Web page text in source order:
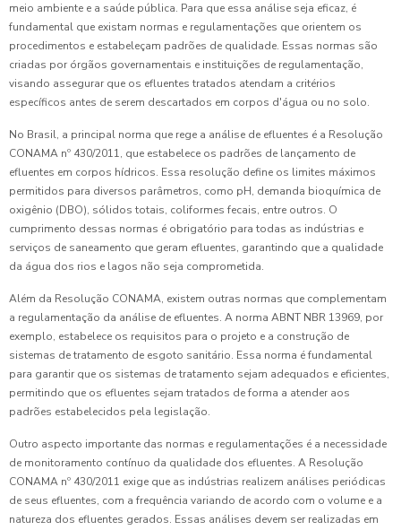
meio ambiente e a saúde pública. Para que essa análise seja eficaz, é
fundamental que existam normas e regulamentações que orientem os
procedimentos e estabeleçam padrões de qualidade. Essas normas são
criadas por órgãos governamentais e instituições de regulamentação,
visando assegurar que os efluentes tratados atendam a critérios
específicos antes de serem descartados em corpos d'água ou no solo.
No Brasil, a principal norma que rege a análise de efluentes é a Resolução
CONAMA nº 430/2011, que estabelece os padrões de lançamento de
efluentes em corpos hídricos. Essa resolução define os limites máximos
permitidos para diversos parâmetros, como pH, demanda bioquímica de
oxigênio (DBO), sólidos totais, coliformes fecais, entre outros. O
cumprimento dessas normas é obrigatório para todas as indústrias e
serviços de saneamento que geram efluentes, garantindo que a qualidade
da água dos rios e lagos não seja comprometida.
Além da Resolução CONAMA, existem outras normas que complementam
a regulamentação da análise de efluentes. A norma ABNT NBR 13969, por
exemplo, estabelece os requisitos para o projeto e a construção de
sistemas de tratamento de esgoto sanitário. Essa norma é fundamental
para garantir que os sistemas de tratamento sejam adequados e eficientes,
permitindo que os efluentes sejam tratados de forma a atender aos
padrões estabelecidos pela legislação.
Outro aspecto importante das normas e regulamentações é a necessidade
de monitoramento contínuo da qualidade dos efluentes. A Resolução
CONAMA nº 430/2011 exige que as indústrias realizem análises periódicas
de seus efluentes, com a frequência variando de acordo com o volume e a
natureza dos efluentes gerados. Essas análises devem ser realizadas em